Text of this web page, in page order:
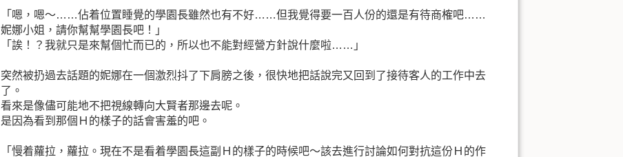
「嗯，嗯～……佔着位置睡覺的學園長雖然也有不好……但我覺得要一百人份的還是有待商榷吧……
妮娜小姐，請你幫幫學園長吧！」
「誒！？我就只是來幫個忙而已的，所以也不能對經營方針說什麼啦……」
突然被扔過去話題的妮娜在一個激烈抖了下肩膀之後，很快地把話說完又回到了接待客人的工作中去
了。
看來是像儘可能地不把視線轉向大賢者那邊去呢。
是因為看到那個Ｈ的樣子的話會害羞的吧。
「慢着蘿拉，蘿拉。現在不是看着學園長這副Ｈ的樣子的時候吧～該去進行討論如何對抗這份Ｈ的作